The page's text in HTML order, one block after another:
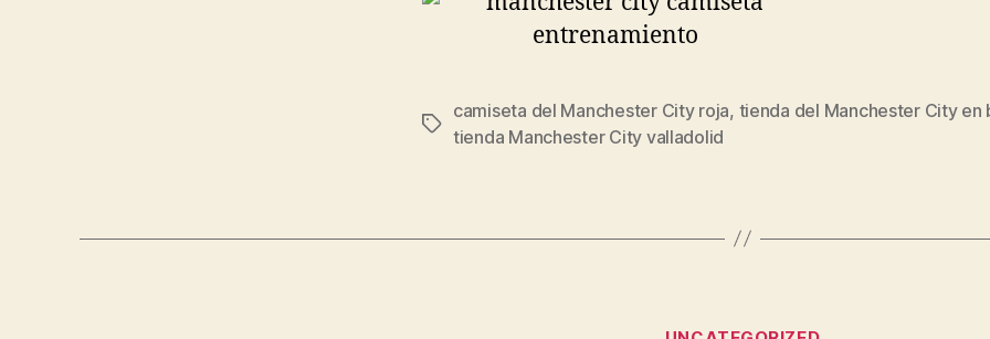
Etiquetas
camiseta del Manchester City roja, tienda del Manchester City en
tienda Manchester City valladolid
Categorías